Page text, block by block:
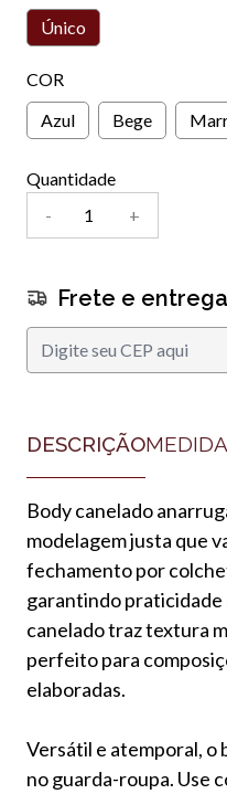
Único
COR
Azul
Bege
Quantidade
-
+
Frete e entrega
DESCRIÇÃO
Body canelado
modelagem justa que
fechamento por
garantindo
canelado traz textura
perfeito para
elaboradas.
Versátil e atemporal, o
no guarda-roupa. Use